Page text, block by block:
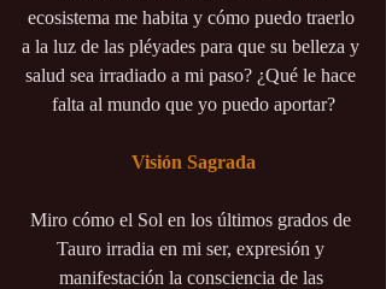
ecosistema me habita y cómo puedo traerlo
a la luz de las pléyades para que su belleza y
salud sea irradiado a mi paso? ¿Qué le hace
falta al mundo que yo puedo aportar?
Visión Sagrada
Miro cómo el Sol en los últimos grados de
Tauro irradia en mi ser, expresión y
manifestación la consciencia de las